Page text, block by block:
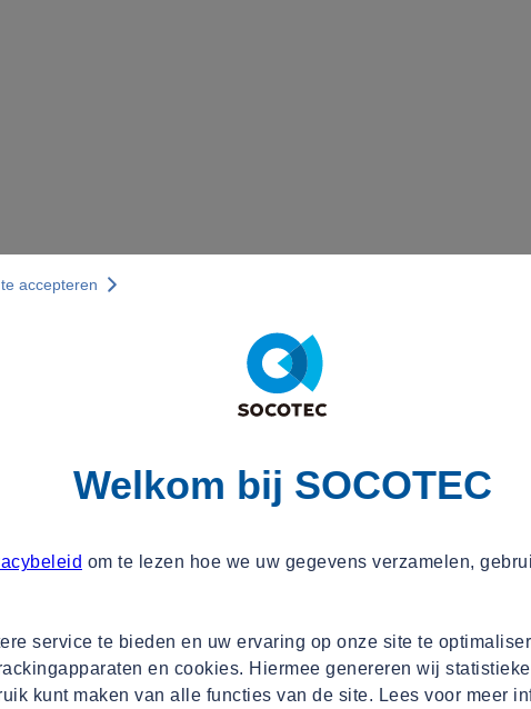
Welkom bij SOCOTEC
om te lezen hoe we uw gegevens verzamelen,
service te bieden en uw ervaring op onze site te
en cookies. Hiermee genereren wij
kunt maken van alle functies van de site. Lees voor meer
accepteren